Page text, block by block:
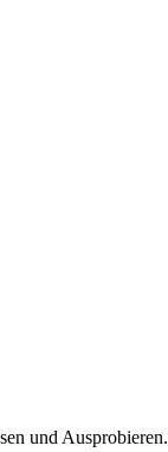
und Ausprobieren.